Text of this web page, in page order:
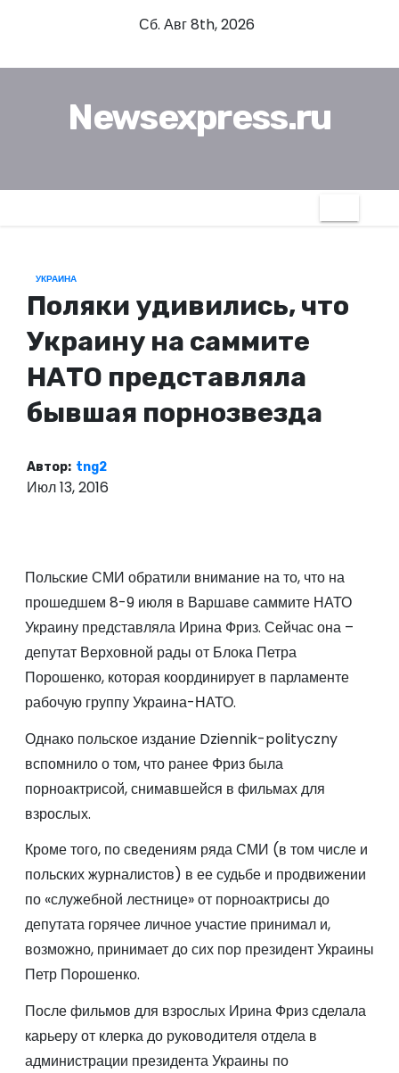
к
Сб. Авг 8th, 2026
Newsexpress.ru
УКРАИНА
Поляки удивились, что
Украину на саммите
НАТО представляла
бывшая порнозвезда
Автор: tng2
Июл 13, 2016
Польские СМИ обратили внимание на то, что на
прошедшем 8-9 июля в Варшаве саммите НАТО
Украину представляла Ирина Фриз. Сейчас она –
депутат Верховной рады от Блока Петра
Порошенко, которая координирует в парламенте
рабочую группу Украина-НАТО.
Однако польское издание Dziennik-polityczny
вспомнило о том, что ранее Фриз была
порноактрисой, снимавшейся в фильмах для
взрослых.
Кроме того, по сведениям ряда СМИ (в том числе и
польских журналистов) в ее судьбе и продвижении
по «служебной лестнице» от порноактрисы до
депутата горячее личное участие принимал и,
возможно, принимает до сих пор президент Украины
Петр Порошенко.
После фильмов для взрослых Ирина Фриз сделала
карьеру от клерка до руководителя отдела в
администрации президента Украины по